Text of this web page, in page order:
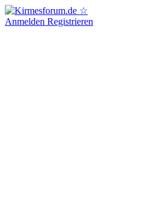
Anmelden Registrieren